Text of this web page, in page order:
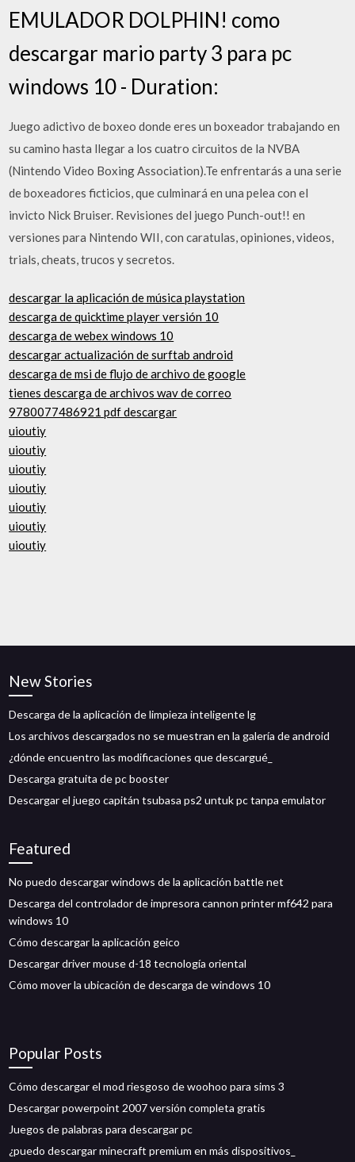
EMULADOR DOLPHIN! como
descargar mario party 3 para pc
windows 10 - Duration:
Juego adictivo de boxeo donde eres un boxeador trabajando en
su camino hasta llegar a los cuatro circuitos de la NVBA
(Nintendo Video Boxing Association).Te enfrentarás a una serie
de boxeadores ficticios, que culminará en una pelea con el
invicto Nick Bruiser. Revisiones del juego Punch-out!! en
versiones para Nintendo WII, con caratulas, opiniones, videos,
trials, cheats, trucos y secretos.
descargar la aplicación de música playstation
descarga de quicktime player versión 10
descarga de webex windows 10
descargar actualización de surftab android
descarga de msi de flujo de archivo de google
tienes descarga de archivos wav de correo
9780077486921 pdf descargar
uioutiy
uioutiy
uioutiy
uioutiy
uioutiy
uioutiy
uioutiy
New Stories
Descarga de la aplicación de limpieza inteligente lg
Los archivos descargados no se muestran en la galería de android
¿dónde encuentro las modificaciones que descargué_
Descarga gratuita de pc booster
Descargar el juego capitán tsubasa ps2 untuk pc tanpa emulator
Featured
No puedo descargar windows de la aplicación battle net
Descarga del controlador de impresora cannon printer mf642 para
windows 10
Cómo descargar la aplicación geico
Descargar driver mouse d-18 tecnología oriental
Cómo mover la ubicación de descarga de windows 10
Popular Posts
Cómo descargar el mod riesgoso de woohoo para sims 3
Descargar powerpoint 2007 versión completa gratis
Juegos de palabras para descargar pc
¿puedo descargar minecraft premium en más dispositivos_